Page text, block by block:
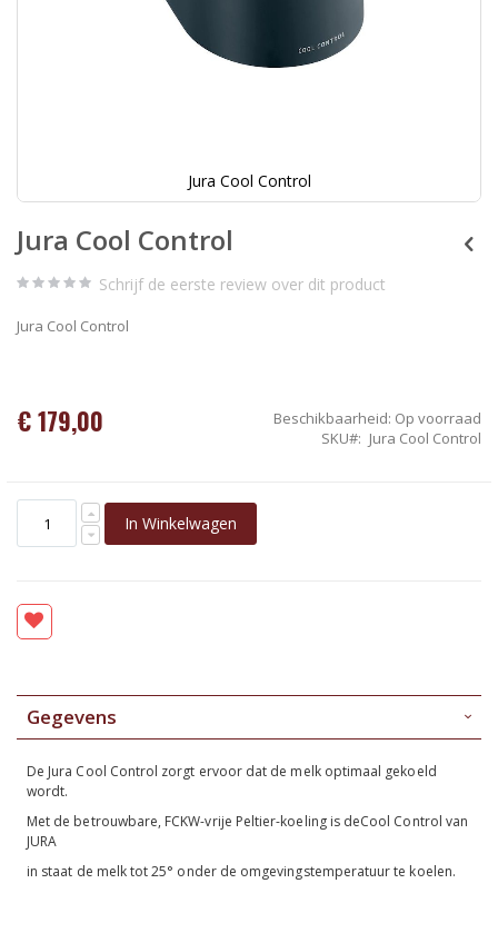
Jura Cool Control
naar
het
begin
van
afbeeldingen-
Jura Cool Control
Schrijf de eerste review over dit product
Jura Cool Control
€ 179,00 Beschikbaarheid: Op voorraad
SKU
Jura Cool Control
In Winkelwagen
Gegevens
De Jura Cool Control zorgt ervoor dat de melk optimaal gekoeld
wordt.
Met de betrouwbare, FCKW-vrije Peltier-koeling is deCool Control van
JURA
in staat de melk tot 25° onder de omgevingstemperatuur te koelen.